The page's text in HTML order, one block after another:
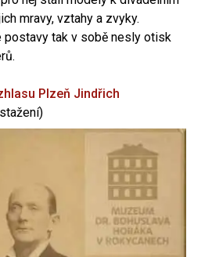
mravy, vztahy a zvyky.
postavy tak v sobě nesly otisk
Plzeň Jindřich